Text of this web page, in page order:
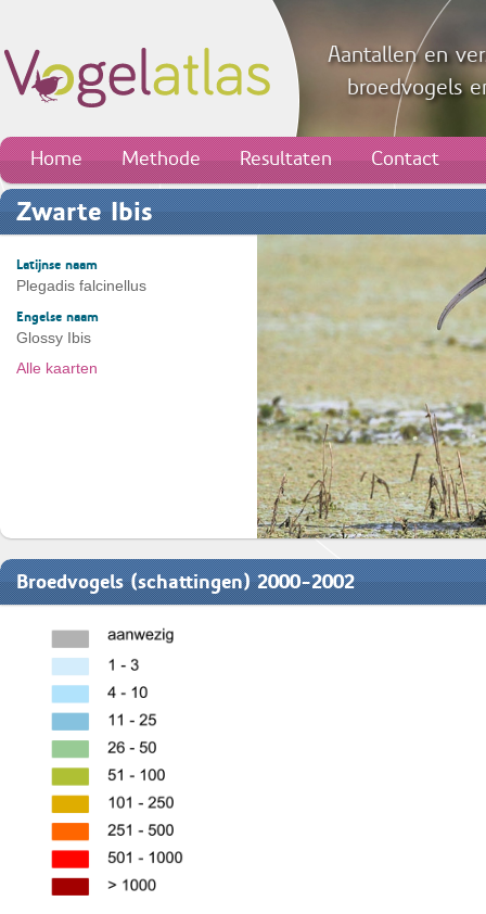
Aantallen en
broedvogels
Home Methode Resultaten Contact
Zwarte Ibis
Latijnse naam
Plegadis falcinellus
Engelse naam
Glossy Ibis
Alle kaarten
Broedvogels (schattingen) 2000-2002